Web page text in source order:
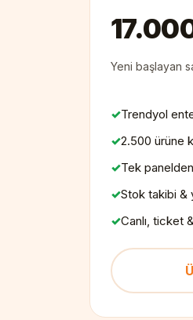
Yeni başlayan
Trendyol
2.500 ürüne
Tek
Stok takibi &
Canlı, ticket